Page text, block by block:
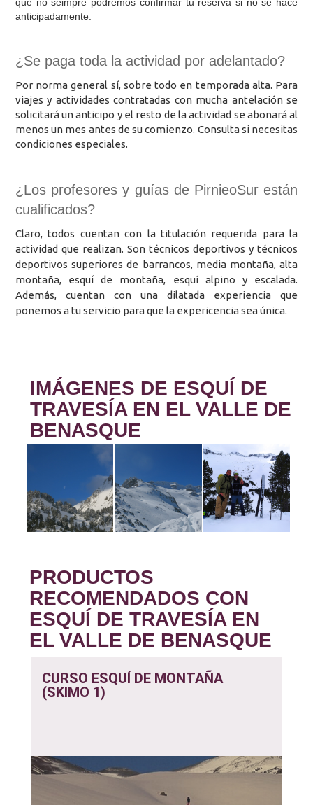
que no seimpre podremos confirmar tu reserva si no se hace
anticipadamente.
¿Se paga toda la actividad por adelantado?
Por norma general sí, sobre todo en temporada alta. Para
viajes y actividades contratadas con mucha antelación se
solicitará un anticipo y el resto de la actividad se abonará al
menos un mes antes de su comienzo. Consulta si necesitas
condiciones especiales.
¿Los profesores y guías de PirnieoSur están
cualificados?
Claro, todos cuentan con la titulación requerida para la
actividad que realizan. Son técnicos deportivos y técnicos
deportivos superiores de barrancos, media montaña, alta
montaña, esquí de montaña, esquí alpino y escalada.
Además, cuentan con una dilatada experiencia que
ponemos a tu servicio para que la expericencia sea única.
IMÁGENES DE ESQUÍ DE
TRAVESÍA EN EL VALLE DE
BENASQUE
PRODUCTOS
RECOMENDADOS CON
ESQUÍ DE TRAVESÍA EN
EL VALLE DE BENASQUE
CURSO ESQUÍ DE MONTAÑA
(SKIMO 1)